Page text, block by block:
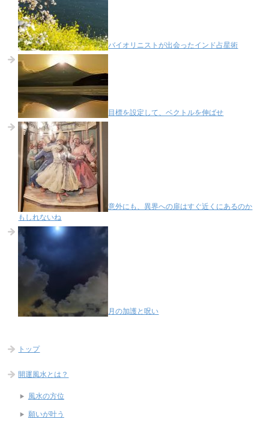
バイオリニストが出会ったインド占星術
目標を設定して、ベクトルを伸ばせ
意外にも、異界への扉はすぐ近くにあるのか
もしれないね
月の加護と呪い
トップ
開運風水とは？
風水の方位
願いが叶う